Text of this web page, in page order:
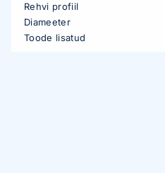
Rehvi profiil
Diameeter
Toode lisatud